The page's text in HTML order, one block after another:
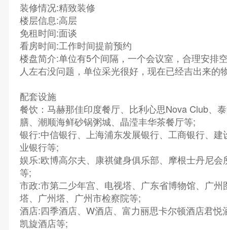
装修情况:精致装修
楼层信息:高层
免租时间:面谈
看房时间:工作时间提前预约
楼盘简介:单位有5个间隔，一个会议室，合理安排
人左右没问题，单位采光很好，现在已经吉出来的
配套设施
餐饮：马赫那佳印度餐厅、比利心思Nova Club、
膳、潮顺海鲜砂锅粥城、晶滢丰华茶餐厅等;
银行:中信银行、上海浦东发展银行、工商银行、建
业银行等;
娱乐:欧博高尔夫、康祺健身俱乐部、摩根士丹尼会
等;
市政:市第二少年宫、电视塔、广东省博物馆、广州
塔、广州塔、广州市检察院等;
酒店:四季酒店、W酒店、富力丽思卡尔顿酒店君悦
凯旋酒店等;